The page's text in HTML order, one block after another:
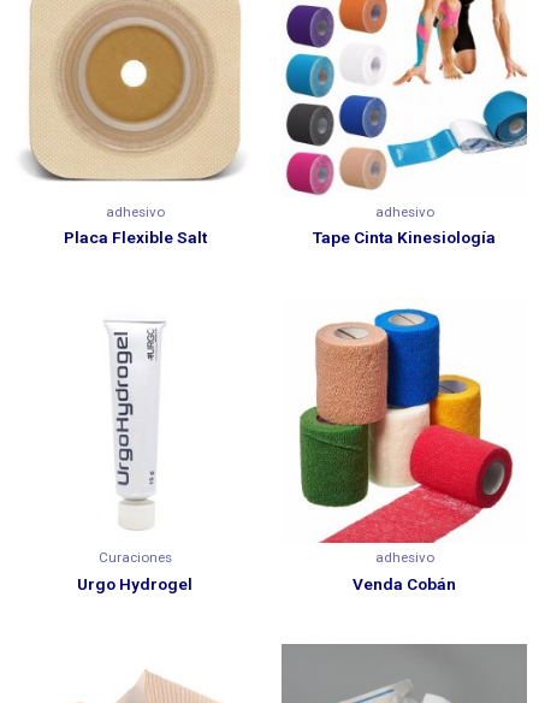
adhesivo
Placa Flexible Salt
adhesivo
Tape Cinta Kinesiología
Curaciones
Urgo Hydrogel
adhesivo
Venda Cobán